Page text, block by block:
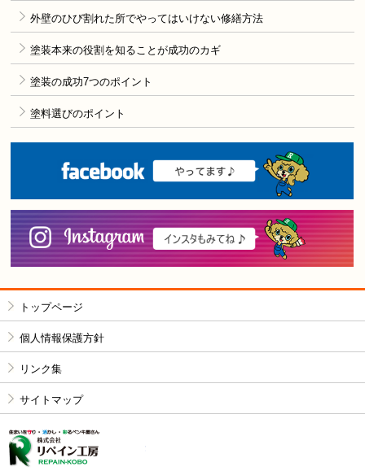
外壁のひび割れた所でやってはいけない修繕方法
塗装本来の役割を知ることが成功のカギ
塗装の成功7つのポイント
塗料選びのポイント
トップページ
個人情報保護方針
リンク集
サイトマップ
株式会社リペイン工房